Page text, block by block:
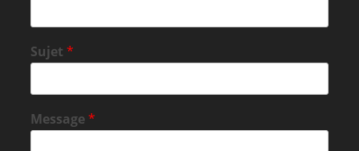
Sujet*
Message*